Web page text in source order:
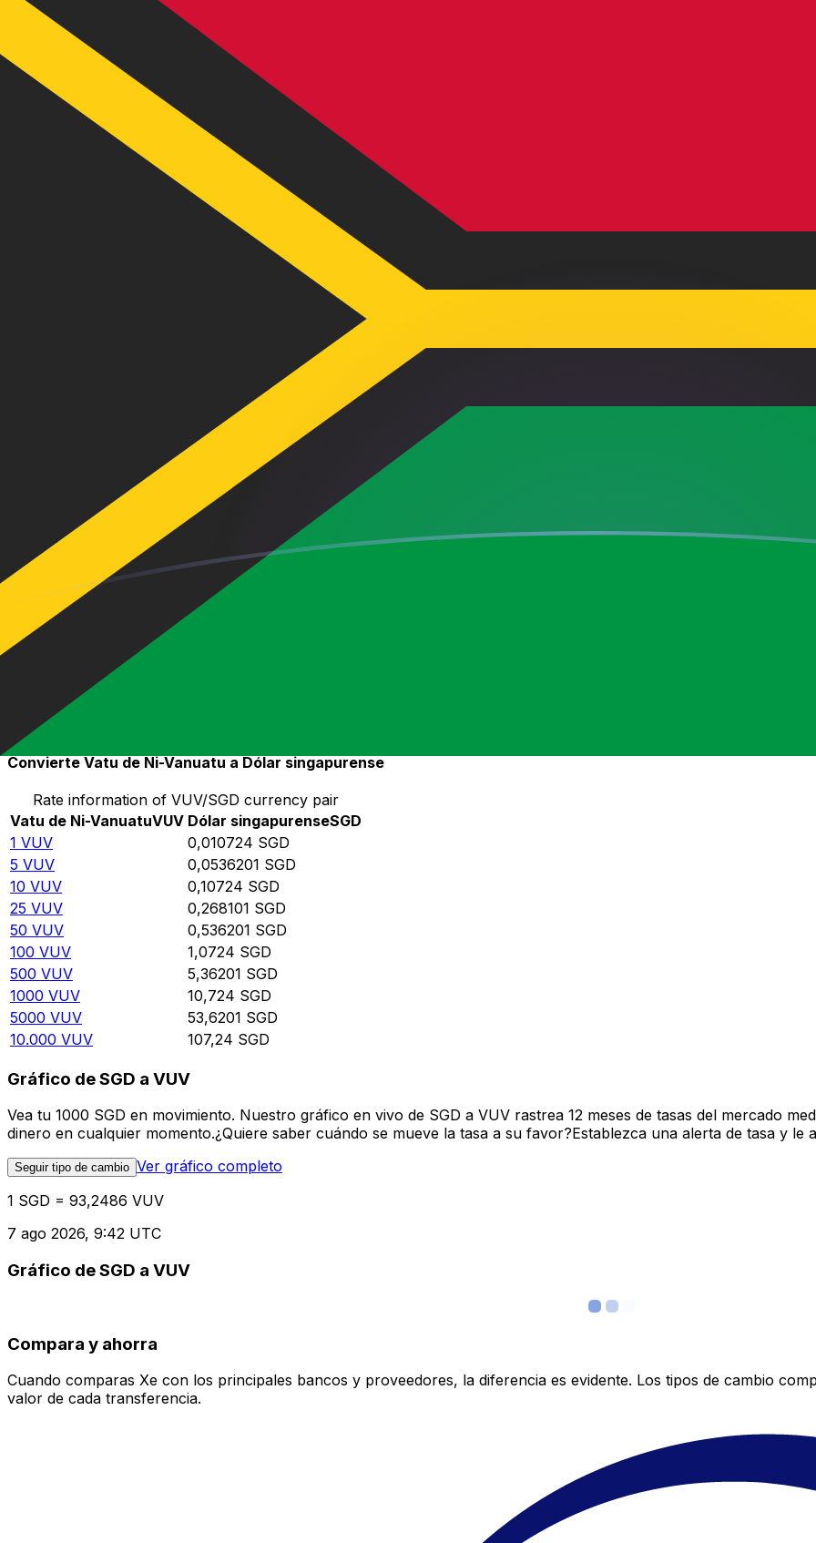
= 93
Tasa del mercado medio a las 9:42 UTC
Enviar dinero
Habla con un experto en divisas hoy.
Podemos superar las tasas de los competidores.
Utilizamos el tipo de cambio medio del mercado para nuestro convertidor. Esto es solo para fines informativos.
para ver los tipos de cambio de envío
¿Sabías que puedes enviar dinero al extranjero con Xe?
tipos de cambio de SGD a VUV hoy
Convierte Dólar singapurense a Vatu de Ni-Vanuatu
Rate information of SGD/VUV currency pair
Dólar singapurense
Vatu de Ni-Vanuatu VUV
93,2486
SGD
VUV
10
932,486 VUV
2331,22
SGD 4662,43
100
SGD
10.000
Convierte Vatu de Ni-Vanuatu a Dólar singapurense
Rate information of VUV/SGD currency pair
Vatu de Ni-VanuatuVUV Dólar singapurenseSGD
1 VUV 0,010724 SGD
5 VUV 0,0536201 SGD
10 VUV 0,10724 SGD
25 VUV 0,268101 SGD
50 VUV 0,536201 SGD
100 VUV 1,0724 SGD
500 VUV 5,36201 SGD
1000 VUV 10,724 SGD
5000 VUV 53,6201 SGD
10.000 VUV 107,24 SGD
Gráfico de SGD a VUV
Vea tu 1000 SGD en movimiento. Nuestro gráfico en vivo de SGD a VUV rastrea 12 meses de tasas del mercado
dinero en cualquier momento.¿Quiere saber cuándo se mueve la tasa a su favor?Establezca una alerta de tasa y le
Seguir tipo de cambio Ver gráfico completo
1 SGD = 93,2486 VUV
7 ago 2026, 9:42 UTC
Gráfico de SGD a VUV
Compara y ahorra
Cuando comparas Xe con los principales bancos y proveedores, la diferencia es evidente. Los tipos de cambio
valor de cada transferencia.